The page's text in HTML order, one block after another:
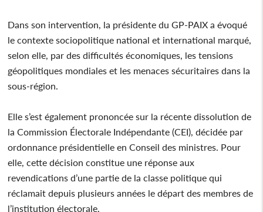
Dans son intervention, la présidente du GP-PAIX a évoqué
le contexte sociopolitique national et international marqué,
selon elle, par des difficultés économiques, les tensions
géopolitiques mondiales et les menaces sécuritaires dans la
sous-région.
Elle s’est également prononcée sur la récente dissolution de
la Commission Électorale Indépendante (CEI), décidée par
ordonnance présidentielle en Conseil des ministres. Pour
elle, cette décision constitue une réponse aux
revendications d’une partie de la classe politique qui
réclamait depuis plusieurs années le départ des membres de
l’institution électorale.